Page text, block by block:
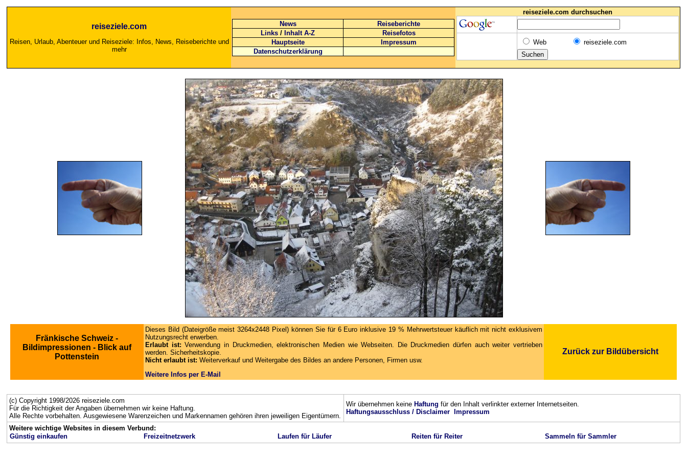
reiseziele.com
Reisen, Urlaub, Abenteuer und Reiseziele: Infos, News, Reiseberichte und
mehr
News
Reiseberichte
Links / Inhalt A-Z
Reisefotos
Hauptseite
Impressum
Datenschutzerklärung
reiseziele.com durchsuchen
Web reiseziele.com
Fränkische Schweiz -
Bildimpressionen - Blick auf
Pottenstein
Dieses Bild (Dateigröße meist 3264x2448 Pixel) können Sie für 6 Euro inklusive 19 % Mehrwertsteuer käuflich mit nicht exklusivem
Nutzungsrecht erwerben.
Erlaubt ist:Verwendung in Druckmedien, elektronischen Medien wie Webseiten. Die Druckmedien dürfen auch weiter vertrieben
werden. Sicherheitskopie.
Nicht erlaubt ist: Weiterverkauf und Weitergabe des Bildes an andere Personen, Firmen usw.
Weitere Infos per E-Mail
Zurück zur Bildübersicht
(c) Copyright 1998/2026 reiseziele.com
Für die Richtigkeit der Angaben übernehmen wir keine Haftung.
Alle Rechte vorbehalten. Ausgewiesene Warenzeichen und Markennamen gehören ihren jeweiligen Eigentümern.
Wir übernehmen keine Haftung für den Inhalt verlinkter externer Internetseiten.
Haftungsausschluss / Disclaimer
Impressum
Weitere wichtige Websites in diesem Verbund:
Günstig einkaufen
Freizeitnetzwerk Laufen für Läufer Reiten für Reiter Sammeln für Sammler